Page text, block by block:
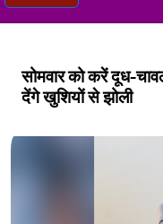
सोमवार को करें दूध-
देंगे खुशियों से झोली